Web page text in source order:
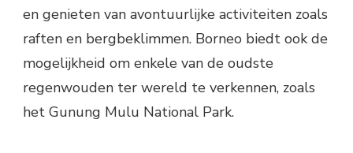
en genieten van avontuurlijke activiteiten zoals
raften en bergbeklimmen. Borneo biedt ook de
mogelijkheid om enkele van de oudste
regenwouden ter wereld te verkennen, zoals
het Gunung Mulu National Park.